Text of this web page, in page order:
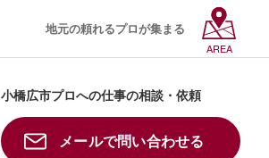
地元の頼れるプロが集まる
AREA
小橋広市プロへの仕事の相談・依頼
メールで問い合わせる